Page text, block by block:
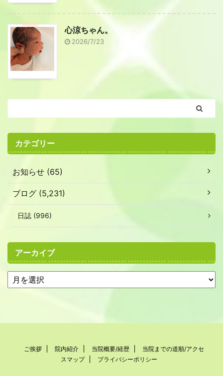
心涼ちゃん。
2026/7/23
カテゴリー
お知らせ (65)
ブログ (5,231)
日誌 (996)
アーカイブ
ご挨拶 院内紹介 当院概要/経歴
当院までの道順/アクセ
スマップ
プライバシーポリシー